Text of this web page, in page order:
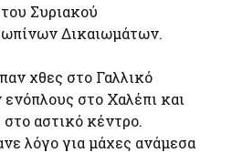
Συριακού
Δικαιωμάτων.
χθες στο Γαλλικό
στο Χαλέπι και
αστικό κέντρο.
λόγο για μάχες ανάμεσα